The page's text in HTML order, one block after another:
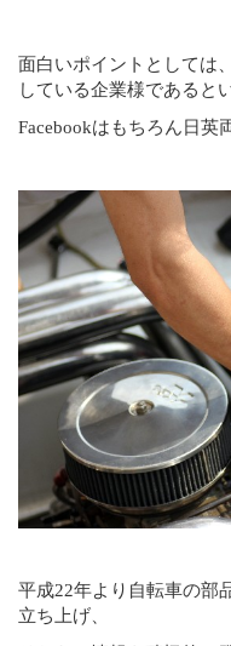
面白いポイントとしては
している企業様であると
Facebookはもちろん日英
平成22年より自転車の部
立ち上げ、